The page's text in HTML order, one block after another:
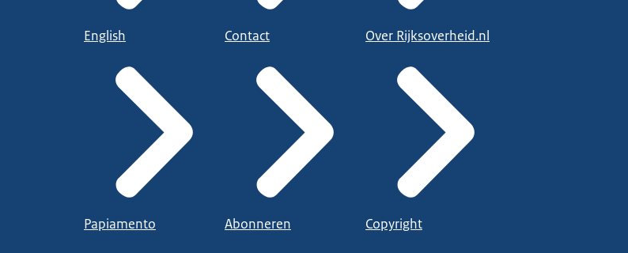
English
Papiamento
Contact
Abonneren
Over Rijksoverheid.nl
Copyright